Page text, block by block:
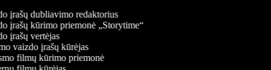
įrašų dubliavimo redaktorius
įrašų kūrimo priemonė „Storytime“
įrašų vertėjas
vaizdo įrašų kūrėjas
filmų kūrimo priemonė